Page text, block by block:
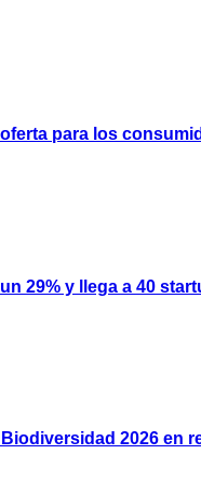
para los
29% y llega a 40
2026